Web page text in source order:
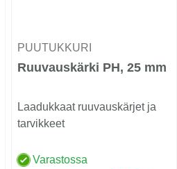
PUUTUKKURI
Ruuvauskärki PH, 25 mm
Laadukkaat ruuvauskärjet ja
tarvikkeet
Varastossa